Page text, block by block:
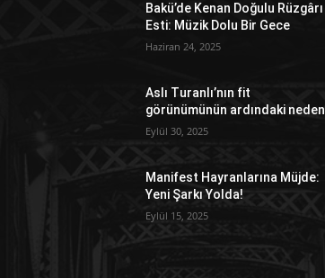
Bakü’de Kenan Doğulu Rüzgârı
Esti: Müzik Dolu Bir Gece
Haziran 24, 2025
Aslı Turanlı’nın fit
görünümünün ardındaki neden
Eylül 30, 2025
Manifest Hayranlarına Müjde:
Yeni Şarkı Yolda!
Eylül 15, 2025